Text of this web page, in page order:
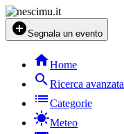
add_circleSegnala un evento
homeHome
searchRicerca avanzata
listCategorie
sunnyMeteo